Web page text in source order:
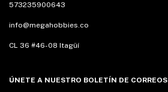
573235900643
info@megahobbies.co
CL 36 #46-08 Itagüí
ÚNETE A NUESTRO BOLETÍN DE CORREOS